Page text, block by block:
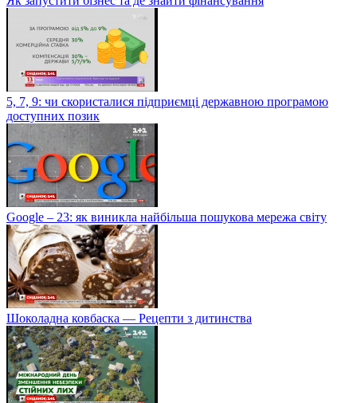
5, 7, 9: чи скористалися підприємці державною програмою
доступних позик
Google – 23: як виникла найбільша пошукова мережа світу
Шоколадна ковбаска — Рецепти з дитинства